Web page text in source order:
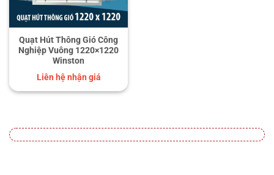
Quạt Hút Thông Gió Công
Nghiệp Vuông 1220×1220
Winston
Liên hệ nhận giá